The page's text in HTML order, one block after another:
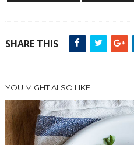
SHARE THIS
YOU MIGHT ALSO LIKE